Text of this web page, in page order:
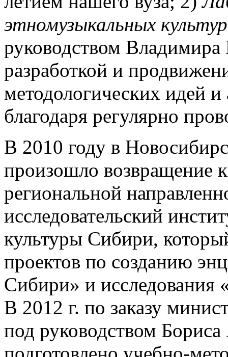
этномузыкальных культур
руководством
разработкой и
методологических идей
благодаря регулярно
В 2010 году в
произошло возвращение
региональной
исследовательский
культуры Сибири,
проектов по созданию
Сибири» и исследования
В 2012 г. по заказу
под руководством